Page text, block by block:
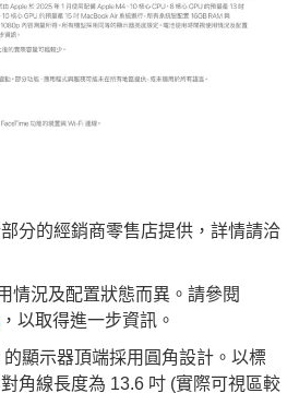
分的經銷商零售店提供，詳情請洽
情況及配置狀態而異。請參閱
，以取得進一步資訊。
的顯示器頂端採用圓角設計。以標
角線長度為 13.6 吋 (實際可視區較